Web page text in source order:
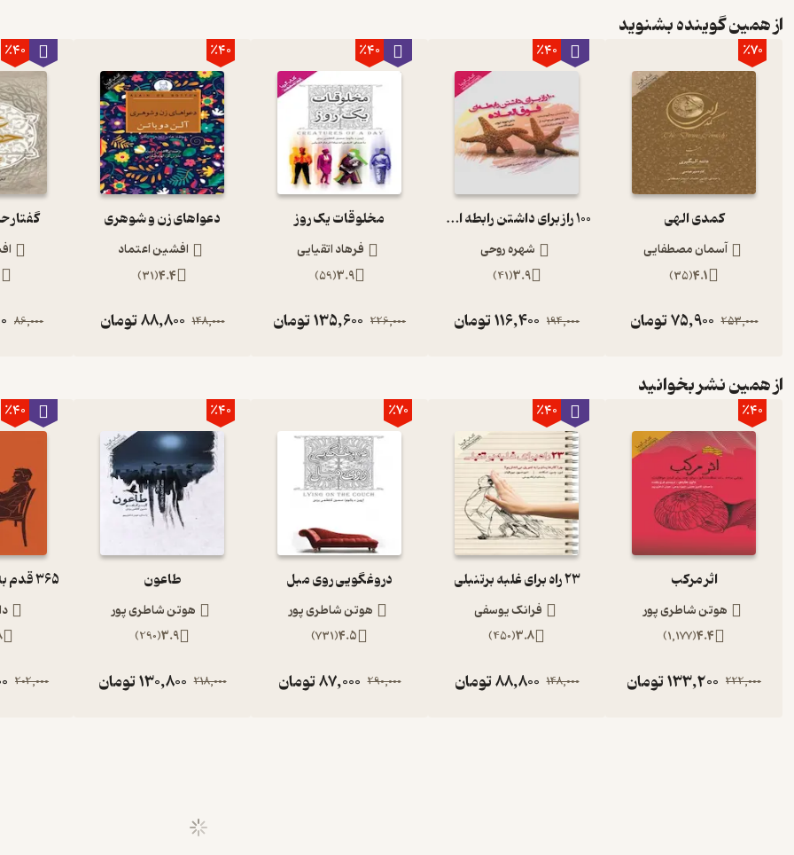
از همین گوینده بشنوید
٪70
کمدی الهی
آسمان مصطفایی
4.1
(
35
)
253,000
75,900تومان
٪40
100 راز برای داشتن رابطه ای فوق العاده
شهره روحی
3.9
(
41
)
194,000
116,400تومان
٪40
مخلوقات یک روز
فرهاد اتقیایی
3.9
(
59
)
226,000
135,600تومان
٪40
دعواهای زن و شوهری
افشین اعتماد
4.4
(
31
)
148,000
88,800تومان
٪40
گفتار
86,000
از همین نشر بخوانید
٪40
اثر مرکب
هوتن شاطری پور
4.4
(
1,177
)
222,000
133,200تومان
٪40
23 راه برای غلبه برتنبلی
فرانک یوسفی
3.8
(
450
)
148,000
88,800تومان
٪70
دروغگویی روی مبل
هوتن شاطری پور
4.5
(
731
)
290,000
87,000تومان
٪40
طاعون
هوتن شاطری پور
3.9
(
290
)
218,000
130,800تومان
٪40
202,000